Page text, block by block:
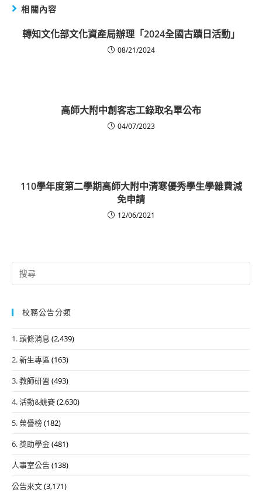
相關內容
轉知文化部文化資產局辦理「2024全國古蹟日活動」
08/21/2024
高師大附中創客志工錄取名單公布
04/07/2023
110學年度第二學期高師大附中清寒優秀學生學雜費減
免申請
12/06/2021
Search
for:
校務公告分類
1. 頭條消息 (2,439)
2. 新生專區 (163)
3. 教師研習 (493)
4. 活動&競賽(2,630)
5. 榮譽榜(182)
6. 獎助學金(481)
人事室公告(138)
公告來文(3,171)